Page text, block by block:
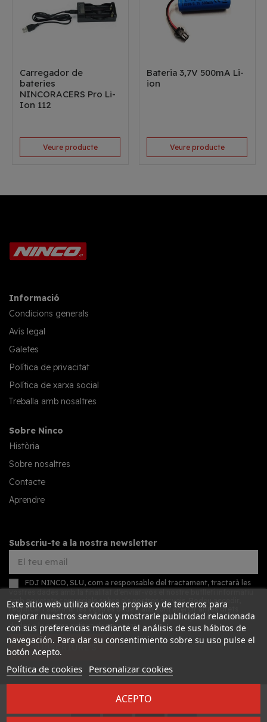
Carregador de
bateries
NINCORACERS Pro Li-
Ion 112
Veure producte
Bateria 3,7V 500mA Li-
ion
Veure producte
Informació
Condicions generals
Avís legal
Galetes
Política de privacitat
Política de xarxa social
Treballa amb nosaltres
Sobre Ninco
Història
Sobre nosaltres
Contacte
Aprendre
Subscriu-te a la nostra newsletter
FDJ NINCO, SLU, com a responsable del tractament, tractarà les
amb novetats comercials sobre els nostres serveis. Podeu accedir,
rectificar i suprimir les vostres dades, així com exercir altres drets
consultant la informació addicional detallada sobre protecció de
dades a la nostrapolítica de privacitat
SUBSCRIURE'S
Desarrollado por
Este sitio web utiliza cookies propias y de terceros para
mejorar nuestros servicios y mostrarle publicidad relacionada
con sus preferencias mediante el análisis de sus hábitos de
navegación. Para dar su consentimiento sobre su uso pulse el
botón Acepto.
Política de cookies Personalizar cookies
ACEPTO